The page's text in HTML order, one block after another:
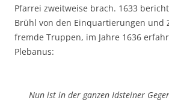
Pfarrei zweitweise brach. 1633
Brühl von den Einquartierungen und
fremde Truppen, im Jahre 1636
Plebanus:
Nun ist in der ganzen Idsteiner